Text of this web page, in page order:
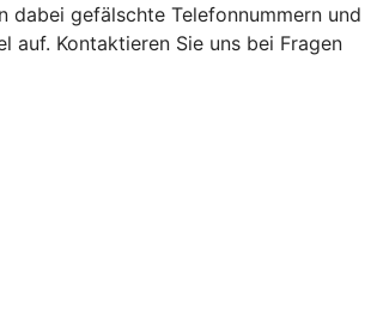
dabei gefälschte Telefonnummern und
auf. Kontaktieren Sie uns bei Fragen